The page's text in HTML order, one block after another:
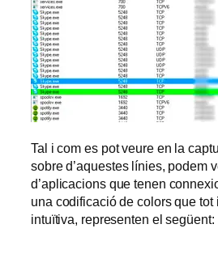
Tal i com es pot veure en la
sobre d’aquestes línies, podem
d’aplicacions que tenen
una codificació de colors que tot
intuïtiva, representen el següent: